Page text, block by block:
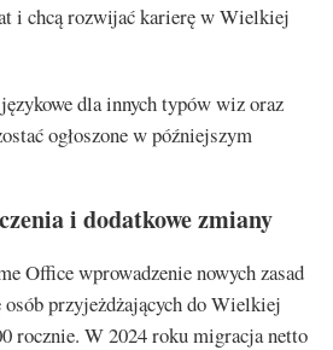
i chcą rozwijać karierę w Wielkiej
dla innych typów wiz oraz
ogłoszone w późniejszym
i dodatkowe zmiany
Office wprowadzenie nowych zasad
przyjeżdżających do Wielkiej
rocznie. W 2024 roku migracja netto